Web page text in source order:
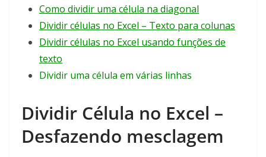
Como dividir uma célula na diagonal
Dividir células no Excel – Texto para colunas
Dividir células no Excel usando funções de
texto
Dividir uma célula em várias linhas
Dividir Célula no Excel –
Desfazendo mesclagem